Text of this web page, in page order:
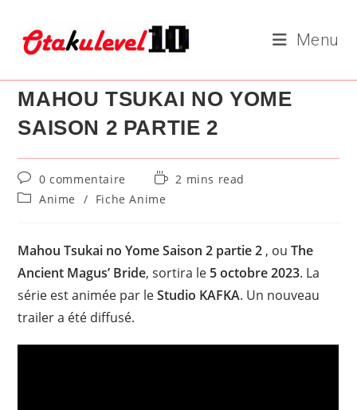
content
Menu
MAHOU TSUKAI NO YOME
SAISON 2 PARTIE 2
Commentaires
de
la
0 commentaire
Temps
lecture :
2 mins read
PostAnime / Fiche Anime
Mahou Tsukai no Yome Saison 2 partie 2 , ouThe
Ancient Magus’ Bride, sortira le 5 octobre 2023. La
série est animée par leStudio KAFKA. Un nouveau
trailer a été diffusé.